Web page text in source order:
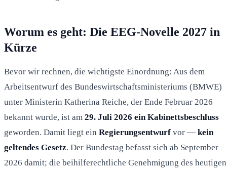
Worum es geht: Die EEG-Novelle 2027 in
Kürze
Bevor wir rechnen, die wichtigste Einordnung: Aus dem
Arbeitsentwurf des Bundeswirtschaftsministeriums (BMWE)
unter Ministerin Katherina Reiche, der Ende Februar 2026
bekannt wurde, ist am 29. Juli 2026 ein Kabinettsbeschluss
geworden. Damit liegt ein Regierungsentwurf vor — kein
geltendes Gesetz. Der Bundestag befasst sich ab September
2026 damit; die beihilferechtliche Genehmigung des heutigen